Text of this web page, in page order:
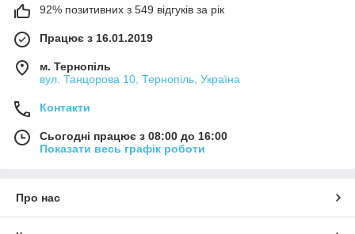
92% позитивних з 549 відгуків за рік
Працює з 16.01.2019
м. Тернопіль
вул. Танцорова 10, Тернопіль, Україна
Контакти
Сьогодні працює з 08:00 до 16:00
Показати весь графік роботи
Про нас